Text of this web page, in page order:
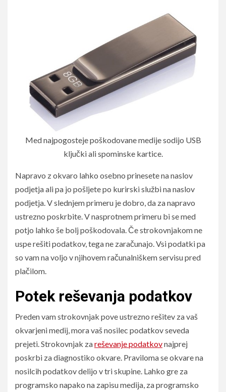
Med najpogosteje poškodovane medije sodijo USB
ključki ali spominske kartice.
Napravo z okvaro lahko osebno prinesete na naslov
podjetja ali pa jo pošljete po kurirski službi na naslov
podjetja. V slednjem primeru je dobro, da za napravo
ustrezno poskrbite. V nasprotnem primeru bi se med
potjo lahko še bolj poškodovala. Če strokovnjakom ne
uspe rešiti podatkov, tega ne zaračunajo. Vsi podatki pa
so vam na voljo v njihovem računalniškem servisu pred
plačilom.
Potek reševanja podatkov
Preden vam strokovnjak pove ustrezno rešitev za vaš
okvarjeni medij, mora vaš nosilec podatkov seveda
prejeti. Strokovnjak zareševanje podatkovnajprej
poskrbi za diagnostiko okvare. Praviloma se okvare na
nosilcih podatkov delijo v tri skupine. Lahko gre za
programsko napako na zapisu medija, za programsko